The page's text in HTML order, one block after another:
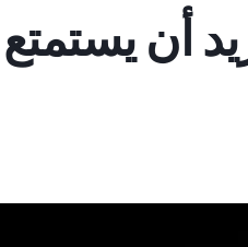
أن يستمتع